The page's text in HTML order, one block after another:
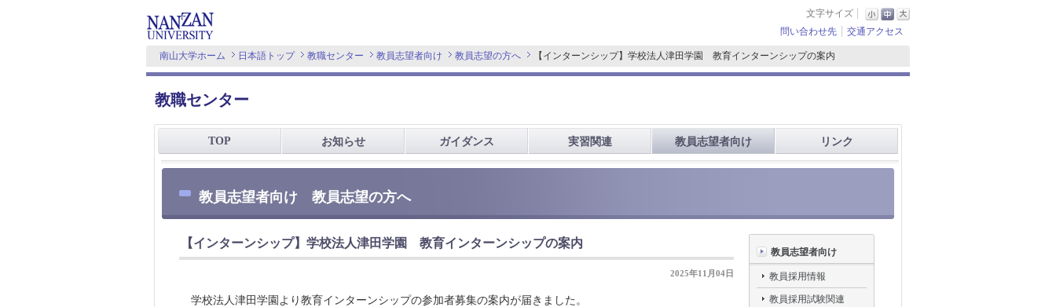
文字サイズ
問い合わせ先
交通アクセス
南山大学ホーム 日本語トップ 教職センター 教員志望者向け 教員志望の方へ 【インターンシップ】学校法人津田学園 教育インターンシップの案内
教職センター
TOP お知らせ ガイダンス 実習関連 教員志望者向け リンク
教員志望者向け 教員志望の方へ
【インターンシップ】学校法人津田学園 教育インターンシップの案内
2025年11月04日
学校法人津田学園より教育インターンシップの参加者募集の案内が届きました。
教員志望者向け
教員採用情報
教員採用試験関連